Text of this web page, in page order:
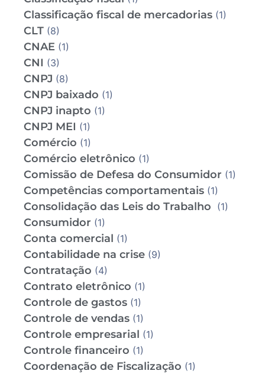
Classificação fiscal de mercadorias (1)
CLT (8)
CNAE (1)
CNI (3)
CNPJ (8)
CNPJ baixado (1)
CNPJ inapto (1)
CNPJ MEI (1)
Comércio (1)
Comércio eletrônico (1)
Comissão de Defesa do Consumidor (1)
Competências comportamentais (1)
Consolidação das Leis do Trabalho (1)
Consumidor (1)
Conta comercial (1)
Contabilidade na crise (9)
Contratação (4)
Contrato eletrônico (1)
Controle de gastos (1)
Controle de vendas (1)
Controle empresarial (1)
Controle financeiro (1)
Coordenação de Fiscalização (1)